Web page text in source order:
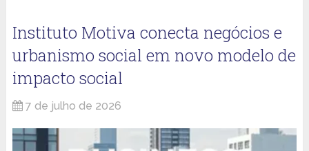
Instituto Motiva conecta negócios e
urbanismo social em novo modelo de
impacto social
7 de julho de 2026